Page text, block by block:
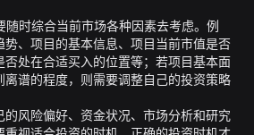
时综合当前市场各种因素去考虑。例
、项目的基本信息、项目当前市值是否
处在合适买入的位置等；若项目基本面
谱的程度，则需要调整自己的投资策略
的风险偏好、资金状况、市场分析和研究